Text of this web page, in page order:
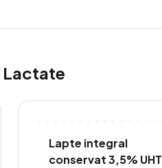
Lactate
Lapte integral
conservat 3,5% UHT